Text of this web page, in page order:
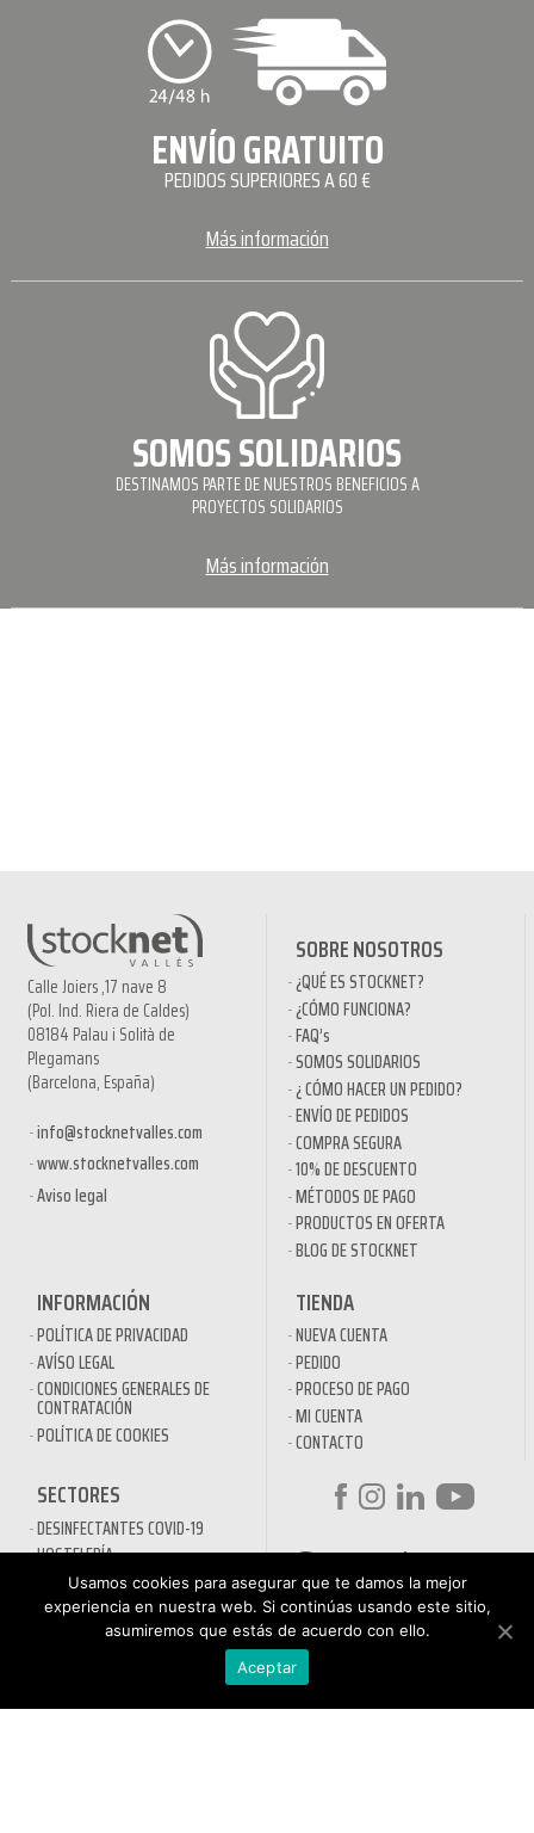
ENVÍO GRATUITO
PEDIDOS SUPERIORES A 60 €
Más información
SOMOS SOLIDARIOS
DESTINAMOS PARTE DE NUESTROS BENEFICIOS A
PROYECTOS SOLIDARIOS
Más información
Calle Joiers ,17 nave 8
(Pol. Ind. Riera de Caldes)
08184 Palau i Solità de
Plegamans
(Barcelona, España)
info@stocknetvalles.com
www.stocknetvalles.com
Aviso legal
SOBRE NOSOTROS
¿QUÉ ES STOCKNET?
¿CÓMO FUNCIONA?
FAQ’s
SOMOS SOLIDARIOS
¿ CÓMO HACER UN PEDIDO?
ENVÍO DE PEDIDOS
COMPRA SEGURA
10% DE DESCUENTO
MÉTODOS DE PAGO
PRODUCTOS EN OFERTA
BLOG DE STOCKNET
INFORMACIÓN
POLÍTICA DE PRIVACIDAD
AVÍSO LEGAL
CONDICIONES GENERALES DE
CONTRATACIÓN
POLÍTICA DE COOKIES
TIENDA
NUEVA CUENTA
PEDIDO
PROCESO DE PAGO
MI CUENTA
CONTACTO
SECTORES
DESINFECTANTES COVID-19
HOSTELERÍA
AUTOMOCIÓN
NÁUTICA
MAQUINARIA PROFESIONAL
LIMPIEZA PARA EL HOGAR
ATENCIÓN AL
CLIENTE
900 897 890
Usamos cookies para asegurar que te damos la mejor
experiencia en nuestra web. Si continúas usando este sitio,
asumiremos que estás de acuerdo con ello.
Aceptar